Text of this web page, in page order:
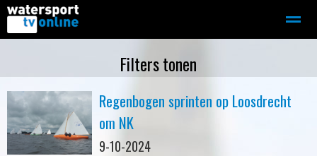
Motorboot-sloep Adverteren
Home
Filters tonen
Regenbogen sprinten op Loosdrecht
om NK
9-10-2024